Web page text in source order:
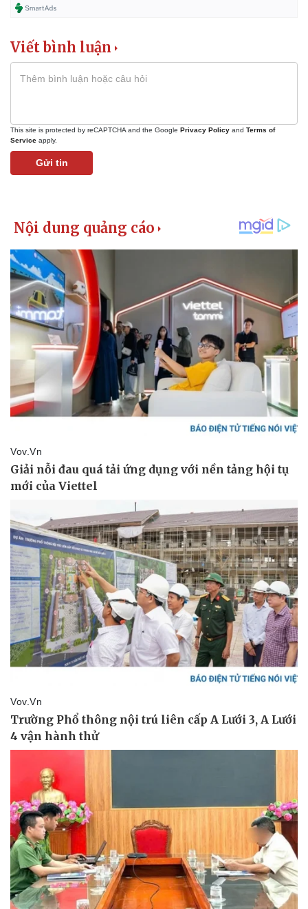
Bóng đá
Thế giới thể thao
eSports
Viết bình luận
This site is protected by reCAPTCHA and the Google Privacy Policy and Terms of
Service apply.
Gửi tin